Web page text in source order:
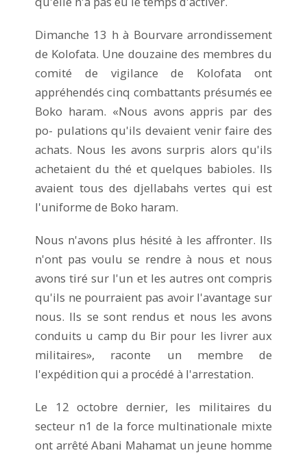
Dimanche 13 h à Bourvare arrondissement
de Kolofata. Une douzaine des membres du
comité de vigilance de Kolofata ont
appréhendés cinq combattants présumés ee
Boko haram. «Nous avons appris par des
po- pulations qu'ils devaient venir faire des
achats. Nous les avons surpris alors qu'ils
achetaient du thé et quelques babioles. Ils
avaient tous des djellabahs vertes qui est
l'uniforme de Boko haram.
Nous n'avons plus hésité à les affronter. Ils
n'ont pas voulu se rendre à nous et nous
avons tiré sur l'un et les autres ont compris
qu'ils ne pourraient pas avoir l'avantage sur
nous. Ils se sont rendus et nous les avons
conduits u camp du Bir pour les livrer aux
militaires», raconte un membre de
l'expédition qui a procédé à l'arrestation.
Le 12 octobre dernier, les militaires du
secteur n1 de la force multinationale mixte
ont arrêté Abani Mahamat un jeune homme